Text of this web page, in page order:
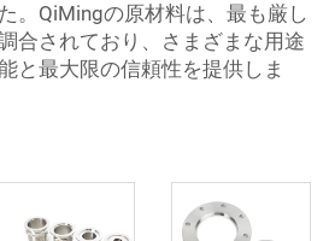
。QiMingの原材料は、最も厳し
合されており、さまざまな用途
と最大限の信頼性を提供しま